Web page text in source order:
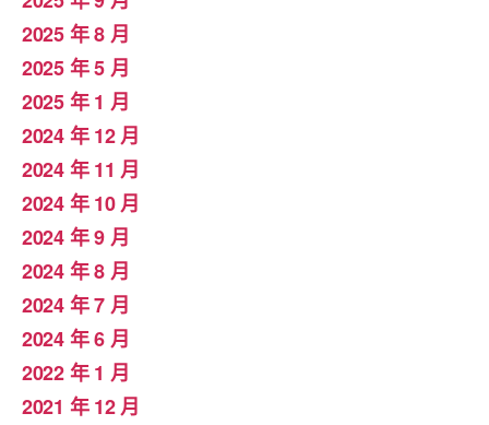
2025 年 8 月
2025 年 5 月
2025 年 1 月
2024 年 12 月
2024 年 11 月
2024 年 10 月
2024 年 9 月
2024 年 8 月
2024 年 7 月
2024 年 6 月
2022 年 1 月
2021 年 12 月